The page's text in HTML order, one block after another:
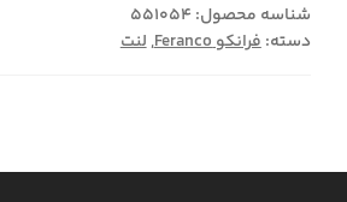
شناسه محصول: 551054
دسته:فرانکو Feranco ,لنت